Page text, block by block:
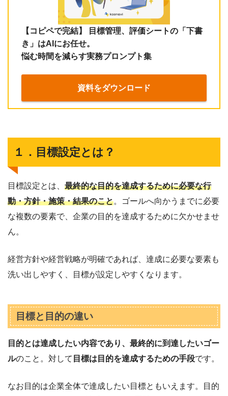
【コピペで完結】 目標管理、評価シートの「下書
き」はAIにお任せ。
悩む時間を減らす実務プロンプト集
資料をダウンロード
１．目標設定とは？
目標設定とは、 最終的な目的を達成するために必要な行
動・方針・施策・結果のこと。ゴールへ向かうまでに必要
な複数の要素で、企業の目的を達成するために欠かせませ
ん。
経営方針や経営戦略が明確であれば、達成に必要な要素も
洗い出しやすく、目標が設定しやすくなります。
目標と目的の違い
目的とは達成したい内容であり、最終的に到達したいゴー
ルのこと。対して 目標は目的を達成するための手段です。
なお目的は企業全体で達成したい目標ともいえます。目的